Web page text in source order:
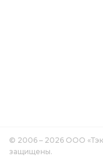
© 2006 – 2026 ООО
защищены.